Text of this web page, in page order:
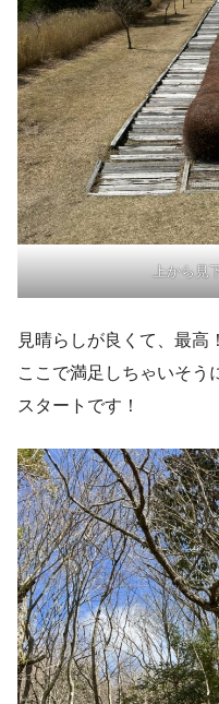
上から見
見晴らしが良くて、最高！
ここで満足しちゃいそう
スタートです！